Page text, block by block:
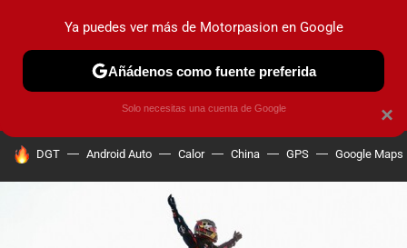
PRUEBAS COCHES ELÉCTRICOS OBSERVATORIO
HOY SE HABLA DE
DGT Android Auto Calor China GPS Google Maps
×
Ya puedes ver más de Motorpasion en Google
Añádenos como fuente preferida
Solo necesitas una cuenta de Google